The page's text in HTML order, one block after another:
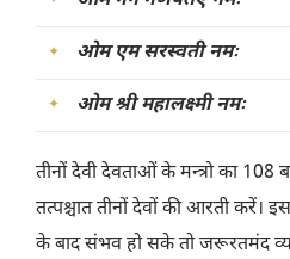
ओम एम सरस्वती नमः
ओम श्री महालक्ष्मी नमः
तीनों देवी देवताओं के मन्त्रो का 108
तत्पश्चात तीनों देवों की आरती करें।
के बाद संभव हो सके तो जरूरतमंद